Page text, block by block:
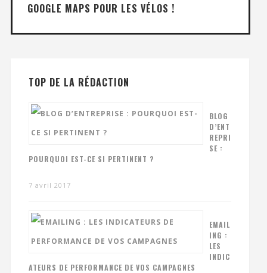
GOOGLE MAPS POUR LES VÉLOS !
TOP DE LA RÉDACTION
BLOG
D’ENT
REPRI
SE :
POURQUOI EST-CE SI PERTINENT ?
7 avril 2017
EMAIL
ING :
LES
INDIC
ATEURS DE PERFORMANCE DE VOS CAMPAGNES